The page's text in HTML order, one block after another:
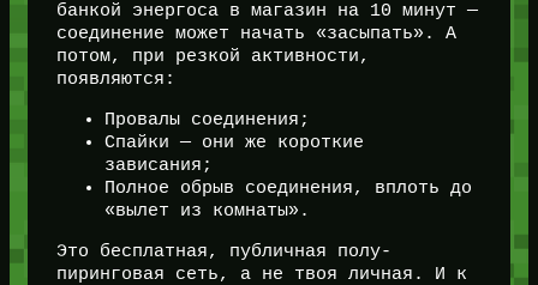
банкой энергоса в магазин на 10 минут —
соединение может начать «засыпать». А
потом, при резкой активности,
появляются:
Провалы соединения;
Спайки — они же короткие
зависания;
Полное обрыв соединения, вплоть до
«вылет из комнаты».
Это бесплатная, публичная полу-
пиринговая сеть, а не твоя личная. И к